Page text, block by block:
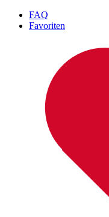
FAQ
Favoriten